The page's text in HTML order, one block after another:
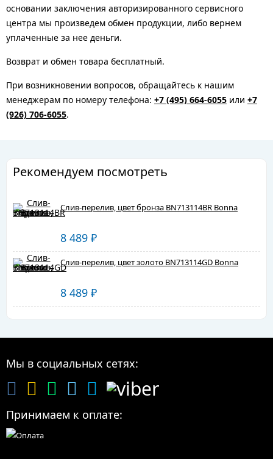
основании заключения авторизированного сервисного
центра мы произведем обмен продукции, либо вернем
уплаченные за нее деньги.
Возврат и обмен товара бесплатный.
При возникновении вопросов, обращайтесь к нашим
менеджерам по номеру телефона: +7 (495) 664-6055 или +7
(926) 706-6055.
Рекомендуем посмотреть
Слив-перелив, цвет бронза BN713114BR Bonna
8 489 ₽
Слив-перелив, цвет золото BN713114GD Bonna
8 489 ₽
Мы в социальных сетях:
Принимаем к оплате: